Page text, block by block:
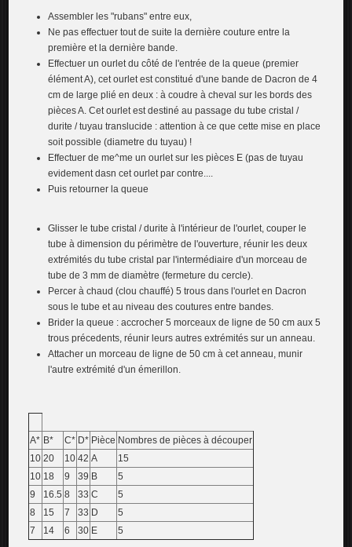
Assembler les "rubans" entre eux,
Ne pas effectuer tout de suite la dernière couture entre la
première et la dernière bande.
Effectuer un ourlet du côté de l'entrée de la queue (premier
élément A), cet ourlet est constitué d'une bande de Dacron de 4
cm de large plié en deux : à coudre à cheval sur les bords des
pièces A. Cet ourlet est destiné au passage du tube cristal /
durite / tuyau translucide : attention à ce que cette mise en place
soit possible (diametre du tuyau) !
Effectuer de me^me un ourlet sur les pièces E (pas de tuyau
evidement dasn cet ourlet par contre....
Puis retourner la queue
Glisser le tube cristal / durite à l'intérieur de l'ourlet, couper le
tube à dimension du périmètre de l'ouverture, réunir les deux
extrémités du tube cristal par l'intermédiaire d'un morceau de
tube de 3 mm de diamètre (fermeture du cercle).
Percer à chaud (clou chauffé) 5 trous dans l'ourlet en Dacron
sous le tube et au niveau des coutures entre bandes.
Brider la queue : accrocher 5 morceaux de ligne de 50 cm aux 5
trous précedents, réunir leurs autres extrémités sur un anneau.
Attacher un morceau de ligne de 50 cm à cet anneau, munir
l'autre extrémité d'un émerillon.
A* B* C* D* Pièce Nombres de pièces à découper
10 20 10 42 A
15
10 18 9 39 B
5
9
16.5 8 33 C
5
8
15 7 33 D
5
7
14 6 30 E 5